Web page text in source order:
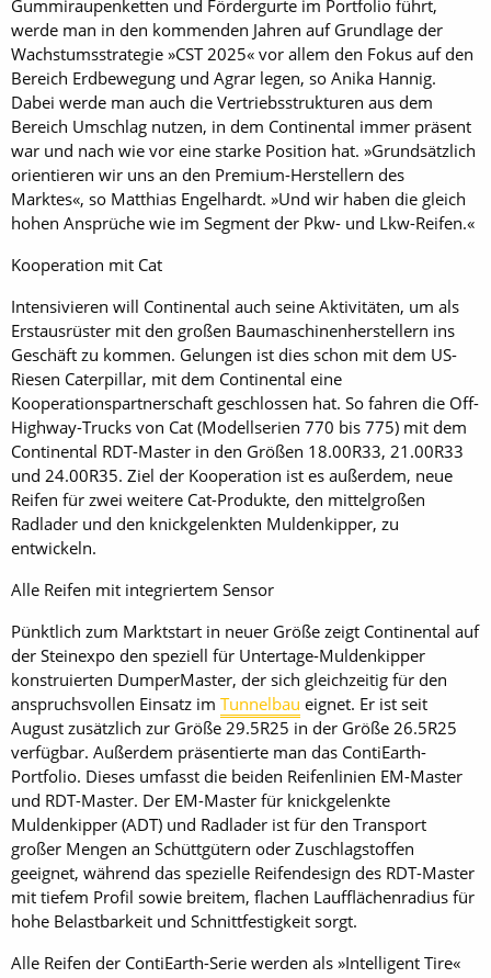
Gummiraupenketten und Fördergurte im Portfolio führt,
werde man in den kommenden Jahren auf Grundlage der
Wachstumsstrategie »CST 2025« vor allem den Fokus auf den
Bereich Erdbewegung und Agrar legen, so Anika Hannig.
Dabei werde man auch die Vertriebsstrukturen aus dem
Bereich Umschlag nutzen, in dem Continental immer präsent
war und nach wie vor eine starke Position hat. »Grundsätzlich
orientieren wir uns an den Premium-Herstellern des
Marktes«, so Matthias Engelhardt. »Und wir haben die gleich
hohen Ansprüche wie im Segment der Pkw- und Lkw-Reifen.«
Kooperation mit Cat
Intensivieren will Continental auch seine Aktivitäten, um als
Erstausrüster mit den großen Baumaschinenherstellern ins
Geschäft zu kommen. Gelungen ist dies schon mit dem US-
Riesen Caterpillar, mit dem Continental eine
Kooperationspartnerschaft geschlossen hat. So fahren die Off-
Highway-Trucks von Cat (Modellserien 770 bis 775) mit dem
Continental RDT-Master in den Größen 18.00R33, 21.00R33
und 24.00R35. Ziel der Kooperation ist es außerdem, neue
Reifen für zwei weitere Cat-Produkte, den mittelgroßen
Radlader und den knickgelenkten Muldenkipper, zu
entwickeln.
Alle Reifen mit integriertem Sensor
Pünktlich zum Marktstart in neuer Größe zeigt Continental auf
der Steinexpo den speziell für Untertage-Muldenkipper
konstruierten DumperMaster, der sich gleichzeitig für den
anspruchsvollen Einsatz im Tunnelbau eignet. Er ist seit
August zusätzlich zur Größe 29.5R25 in der Größe 26.5R25
verfügbar. Außerdem präsentierte man das ContiEarth-
Portfolio. Dieses umfasst die beiden Reifenlinien EM-Master
und RDT-Master. Der EM-Master für knickgelenkte
Muldenkipper (ADT) und Radlader ist für den Transport
großer Mengen an Schüttgütern oder Zuschlagstoffen
geeignet, während das spezielle Reifendesign des RDT-Master
mit tiefem Profil sowie breitem, flachen Laufflächenradius für
hohe Belastbarkeit und Schnittfestigkeit sorgt.
Alle Reifen der ContiEarth-Serie werden als »Intelligent Tire«